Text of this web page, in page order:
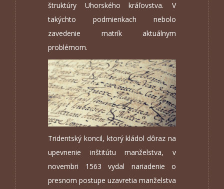
štruktúry Uhorského kráľovstva. V
takýchto podmienkach nebolo
zavedenie matrík aktuálnym
problémom.
Tridentský koncil, ktorý kládol dôraz na
upevnenie inštitútu manželstva, v
novembri 1563 vydal nariadenie o
presnom postupe uzavretia manželstva